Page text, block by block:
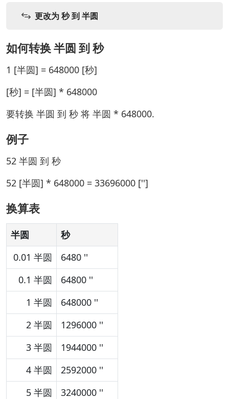
更改为 秒 到 半圆
如何转换 半圆 到 秒
1 [半圆] = 648000 [秒]
[秒] = [半圆] * 648000
要转换 半圆 到 秒 将 半圆 * 648000.
例子
52 半圆 到 秒
52 [半圆] * 648000 = 33696000 ['']
换算表
半圆
秒
0.01 半圆
6480 ''
0.1 半圆
64800 ''
1 半圆
648000 ''
2 半圆
1296000 ''
3 半圆
1944000 ''
4 半圆
2592000 ''
5 半圆
3240000 ''